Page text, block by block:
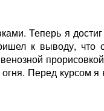
Теперь я
к выводу, что
Перед курсом я